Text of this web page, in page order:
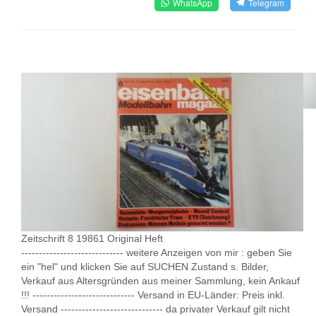
WhatsApp Telegram
Zeitschrift 8 19861 Original Heft
----------------------------- weitere Anzeigen von mir : geben Sie
ein "hel" und klicken Sie auf SUCHEN Zustand s. Bilder,
Verkauf aus Altersgründen aus meiner Sammlung, kein Ankauf
!!! ----------------------------- Versand in EU-Länder: Preis inkl.
Versand ----------------------------- da privater Verkauf gilt nicht